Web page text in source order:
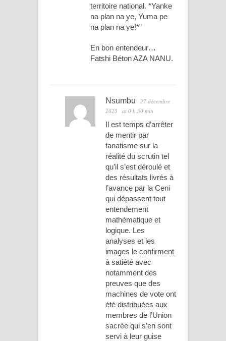
territoire national. *Yanke
na plan na ye, Yuma pe
na plan na ye!*”
En bon entendeur…
Fatshi Béton AZA NANU.
Nsumbu
27 décembre
2023
at 0 h 50 min
Il est temps d’arrêter
de mentir par
fanatisme sur la
réalité du scrutin tel
qu’il s’est déroulé et
des résultats livrés à
l’avance par la Ceni
qui dépassent tout
entendement
mathématique et
logique. Les
analyses et les
images le confirment
à satiété avec
notamment des
preuves que des
machines de vote ont
été distribuées aux
membres de l’Union
sacrée qui s’en sont
servi à leur guise